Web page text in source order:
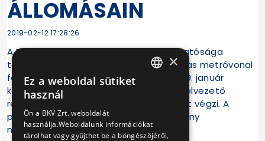
ÁLLOMÁSAIN
2019-02-12 17:28:26
A BKV Zrt. Metró Felújítási Projekt Igazgatósága
tájékoztatja a lakosságot, hogy az M3-as metróvonal
felújítás alatt álló északi szakaszán 2019. január
közepétől február végéig a hő- és füstelvezető
rendszer megfelelőségének tesztelését végzi. A
próbák célja az új berendezések hatékony
működésének ellenőrzése.
×
Ez a weboldal sütiket
használ
Ön a BKV Zrt. weboldalát
használja.Weboldalunk információkat
tárolhat vagy gyűjthet be a böngészőjéről,